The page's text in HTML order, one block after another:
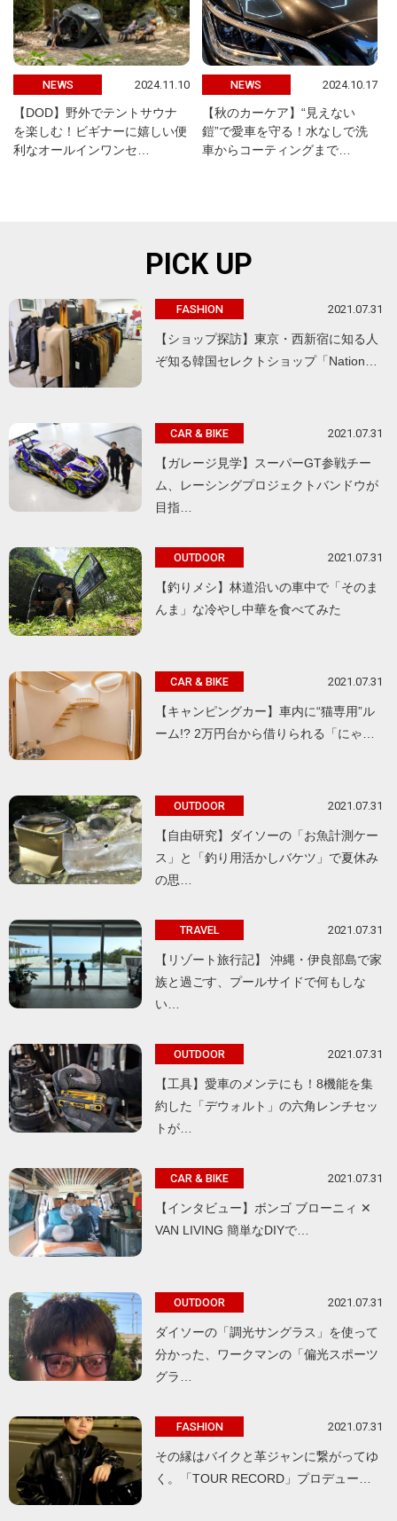
NEWS 2024.11.10
【DOD】野外でテントサウナ
を楽しむ！ビギナーに嬉しい便
利なオールインワンセ…
NEWS 2024.10.17
【秋のカーケア】“見えない
鎧”で愛車を守る！水なしで洗
車からコーティングまで…
PICK UP
FASHION 2021.07.31
【ショップ探訪】東京・西新宿に知る人
ぞ知る韓国セレクトショップ「Nation…
CAR & BIKE 2021.07.31
【ガレージ見学】スーパーGT参戦チー
ム、レーシングプロジェクトバンドウが
目指…
OUTDOOR 2021.07.31
【釣りメシ】林道沿いの車中で「そのま
んま」な冷やし中華を食べてみた
CAR & BIKE 2021.07.31
【キャンピングカー】車内に“猫専用”ル
ーム!? 2万円台から借りられる「にゃ…
OUTDOOR 2021.07.31
【自由研究】ダイソーの「お魚計測ケー
ス」と「釣り用活かしバケツ」で夏休み
の思…
TRAVEL 2021.07.31
【リゾート旅行記】 沖縄・伊良部島で家
族と過ごす、プールサイドで何もしな
い…
OUTDOOR 2021.07.31
【工具】愛車のメンテにも！8機能を集
約した「デウォルト」の六角レンチセッ
トが…
CAR & BIKE 2021.07.31
【インタビュー】ボンゴ ブローニィ ✕
VAN LIVING 簡単なDIYで…
OUTDOOR 2021.07.31
ダイソーの「調光サングラス」を使って
分かった、ワークマンの「偏光スポーツ
グラ…
FASHION 2021.07.31
その縁はバイクと革ジャンに繋がってゆ
く。「TOUR RECORD」プロデュー…